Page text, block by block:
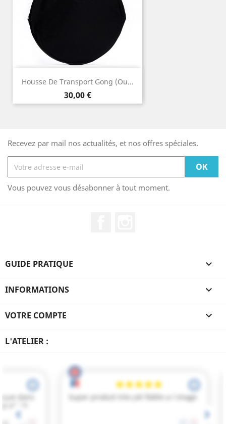
Housse De Transport Gong (ou...
Prix
30,00 €
Recevez par mail nos actualités, et nos offres spéciales.
Vous pouvez vous désabonner à tout moment.
GUIDE PRATIQUE 
INFORMATIONS 
VOTRE COMPTE 
L'ATELIER :